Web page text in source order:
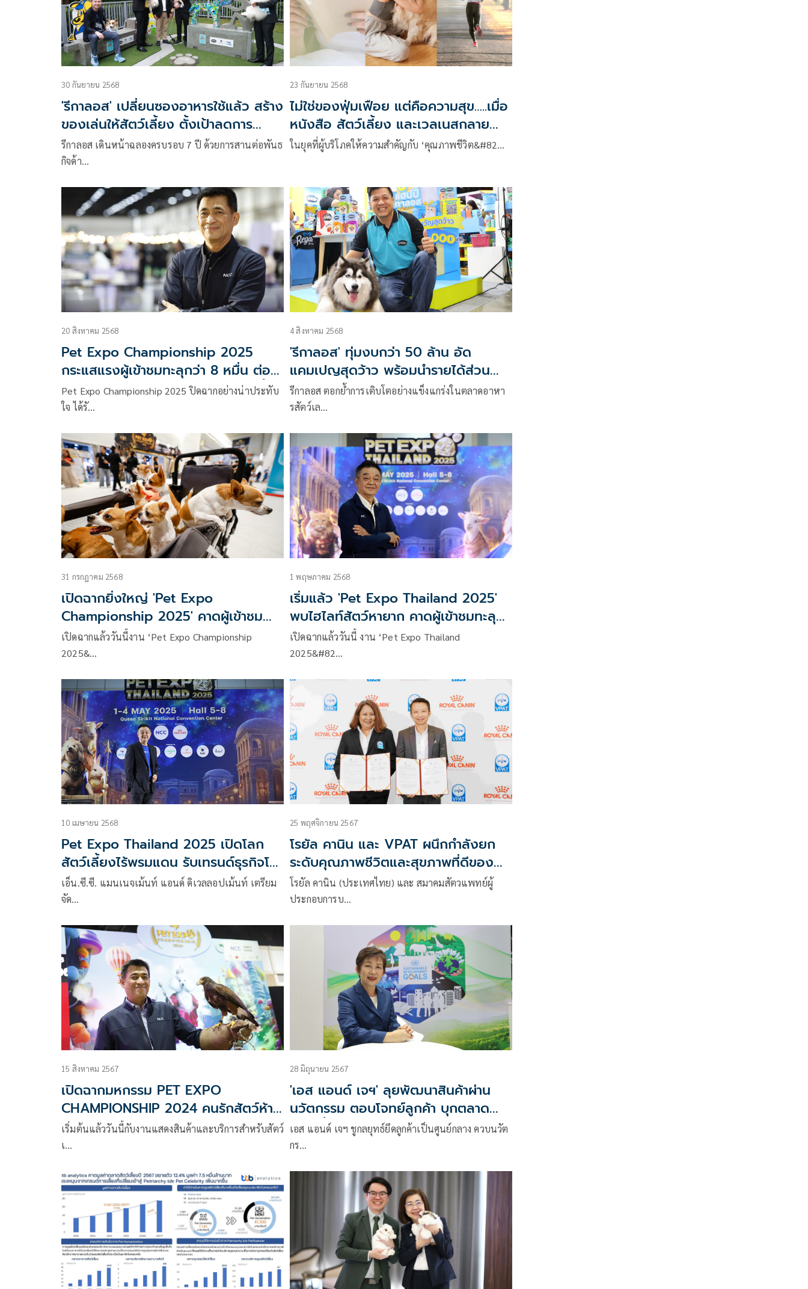
30 กันยายน 2568
'รีกาลอส' เปลี่ยนซองอาหารใช้แล้ว สร้าง
ของเล่นให้สัตว์เลี้ยง ตั้งเป้าลดการ
ปล่อยก๊าซเรือนกระจก 50% ภายใน
2575
รีกาลอส เดินหน้าฉลองครบรอบ 7 ปี ด้วยการสานต่อพันธ
กิจด้า…
23 กันยายน 2568
ไม่ใช่ของฟุ่มเฟือย แต่คือความสุข…..เมื่อ
หนังสือ สัตว์เลี้ยง และเวลเนสกลาย
เป็นการลงทุนทางใจ
ในยุคที่ผู้บริโภคให้ความสำคัญกับ ‘คุณภาพชีวิต&#82…
20 สิงหาคม 2568
Pet Expo Championship 2025
กระแสแรงผู้เข้าชมทะลุกว่า 8 หมื่น ต่อย
อดจัดงานรับดีมานด์ทาสแมวปลายปีนี้
Pet Expo Championship 2025 ปิดฉากอย่างน่าประทับ
ใจ ได้รั…
4 สิงหาคม 2568
'รีกาลอส' ทุ่มงบกว่า 50 ล้าน อัด
แคมเปญสุดว้าว พร้อมนำรายได้ส่วน
หนึ่งช่วยเหลือ 'มูลนิธิบ้านสงเคราะห์สัตว์
พิการ'
รีกาลอส ตอกย้ำการเติบโตอย่างแข็งแกร่งในตลาดอาหา
รสัตว์เล…
31 กรกฎาคม 2568
เปิดฉากยิ่งใหญ่ 'Pet Expo
Championship 2025' คาดผู้เข้าชม
ตลอด 4 วันกว่า 7 หมื่นคน สร้างเงิน
สะพัดกว่า 500 ล้าน
เปิดฉากแล้ววันนี้งาน ‘Pet Expo Championship
2025&…
1 พฤษภาคม 2568
เริ่มแล้ว 'Pet Expo Thailand 2025'
พบไฮไลท์สัตว์หายาก คาดผู้เข้าชมทะลุ
กว่า 2 แสนคน
เปิดฉากแล้ววันนี้ งาน ‘Pet Expo Thailand
2025&#82…
10 เมษายน 2568
Pet Expo Thailand 2025 เปิดโลก
สัตว์เลี้ยงไร้พรมแดน รับเทรนด์ธุรกิจโต
แรง มูลค่าทะลุ 2.58 แสนล้านบาท
เอ็น.ซี.ซี. แมนเนจเม้นท์ แอนด์ ดิเวลลอปเม้นท์ เตรียม
จัด…
25 พฤศจิกายน 2567
โรยัล คานิน และ VPAT ผนึกกำลังยก
ระดับคุณภาพชีวิตและสุขภาพที่ดีของ
น้องแมวน้องหมา
โรยัล คานิน (ประเทศไทย) และ สมาคมสัตวแพทย์ผู้
ประกอบการบ…
15 สิงหาคม 2567
เปิดฉากมหกรรม PET EXPO
CHAMPIONSHIP 2024 คนรักสัตว์ห้าม
พลาด!
เริ่มต้นแล้ววันนี้กับงานแสดงสินค้าและบริการสำหรับสัตว์
เ…
28 มิถุนายน 2567
'เอส แอนด์ เจฯ' ลุยพัฒนาสินค้าผ่าน
นวัตกรรม ตอบโจทย์ลูกค้า บุกตลาด
สัตว์เลี้ยง รับดีมานด์พุ่ง
เอส แอนด์ เจฯ ชูกลยุทธ์ยึดลูกค้าเป็นศูนย์กลาง ควบนวัต
กร…